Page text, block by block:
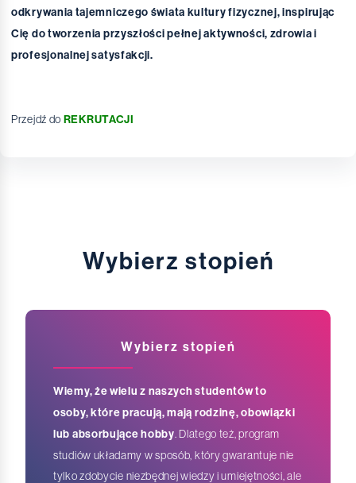
odkrywania tajemniczego świata kultury fizycznej, inspirując
Cię do tworzenia przyszłości pełnej aktywności, zdrowia i
profesjonalnej satysfakcji.
Przejdź do REKRUTACJI
Wybierz stopień
Wybierz stopień
Wiemy, że wielu z naszych studentów to
osoby, które pracują, mają rodzinę, obowiązki
lub absorbujące hobby . Dlatego też, program
studiów układamy w sposób, który gwarantuje nie
tylko zdobycie niezbędnej wiedzy i umiejętności, ale